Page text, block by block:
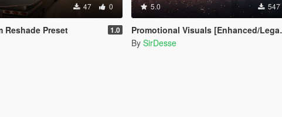
47 0
Reshade Preset 1.0
5.0 547
Promotional Visuals [Enhanced/Legacy]
By SirDesse